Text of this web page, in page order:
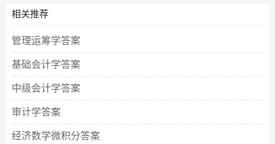
相关推荐
管理运筹学答案
基础会计学答案
中级会计学答案
审计学答案
经济数学微积分答案